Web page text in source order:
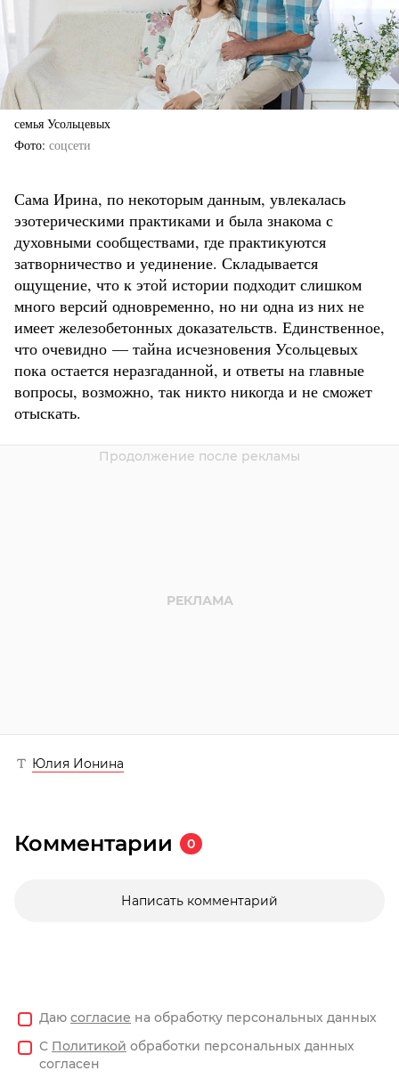
семья Усольцевых
Фото соцсети
Сама Ирина, по некоторым данным, увлекалась
эзотерическими практиками и была знакома с
духовными сообществами, где практикуются
затворничество и уединение. Складывается
ощущение, что к этой истории подходит слишком
много версий одновременно, но ни одна из них не
имеет железобетонных доказательств. Единственное,
что очевидно — тайна исчезновения Усольцевых
пока остается неразгаданной, и ответы на главные
вопросы, возможно, так никто никогда и не сможет
отыскать.
Юлия Ионина
Комментарии 0
Написать комментарий
Даю согласие на обработку персональных данных
С Политикой обработки персональных данных
согласен